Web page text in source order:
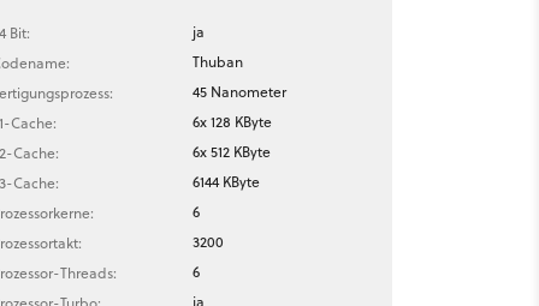
Bit:
ja
Thuban
45 Nanometer
Cache:
6x 128 KByte
Cache:
6x 512 KByte
Cache:
6144 KByte
6
3200
Threads:
6
ja